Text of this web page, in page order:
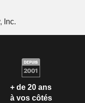
Inc.
+ de 20 ans
à vos côtés